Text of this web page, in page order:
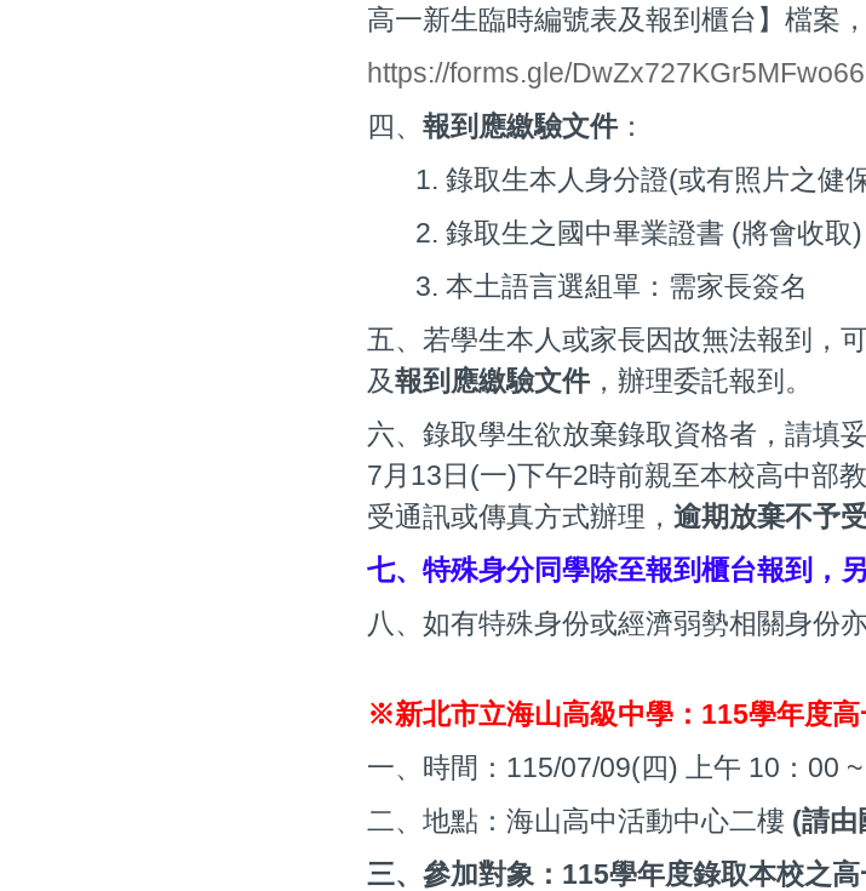
高一新生臨時編號表及報到櫃台】檔案
https://forms.gle/DwZx727KGr5MFwo66
四、 報到應繳驗文件：
1. 錄取生本人身分證(或有照片之健
2. 錄取生之國中畢業證書 (將會收取)
3. 本土語言選組單：需家長簽名
五、若學生本人或家長因故無法報到，
及報到應繳驗文件，辦理委託報到。
六、錄取學生欲放棄錄取資格者，請填
7月13日(一)下午2時前親至本校高中部
受通訊或傳真方式辦理， 逾期放棄不予
七、特殊身分同學除至報到櫃台報到，
八、如有特殊身份或經濟弱勢相關身份
※新北市立海山高級中學：115學年度
一、時間：115/07/09(四) 上午 10：00
二、地點：海山高中活動中心二樓 (請由
三、參加對象：115學年度錄取本校之高